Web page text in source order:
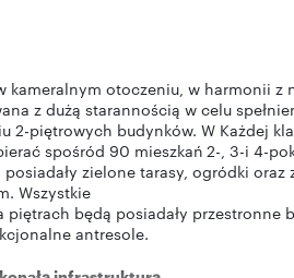
kameralnym otoczeniu, w harmonii z
z dużą starannością w celu
2-piętrowych budynków. W Każdej
spośród 90 mieszkań 2-, 3-i 4-
zielone tarasy, ogródki
Wszystkie
piętrach będą posiadały
antresole.